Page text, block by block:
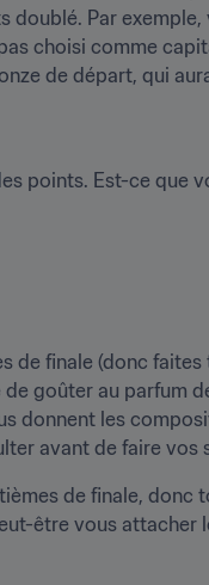
doublé. Par exemple,
choisi comme
de départ, qui
points. Est-ce que
de finale (donc
goûter au parfum
donnent les
avant de faire vos
de finale, donc
être vous attacher